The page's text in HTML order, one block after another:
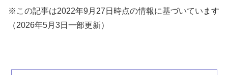
※この記事は2022年9月27日時点の情報に基づいています
（2026年5月3日一部更新）